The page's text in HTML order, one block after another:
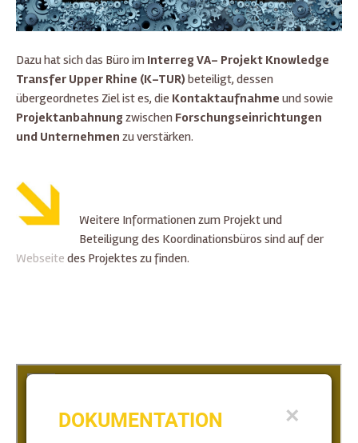
Dazu hat sich das Büro im Interreg VA- Projekt Knowledge
Transfer Upper Rhine (K-TUR) beteiligt, dessen
übergeordnetes Ziel ist es, die Kontaktaufnahme und sowie
Projektanbahnungzwischen Forschungseinrichtungen
und Unternehmen zu verstärken.
Weitere Informationen zum Projekt und
Beteiligung des Koordinationsbüros sind auf der
Webseite des Projektes zu finden.